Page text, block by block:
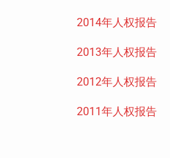
2014年人权报告
2013年人权报告
2012年人权报告
2011年人权报告